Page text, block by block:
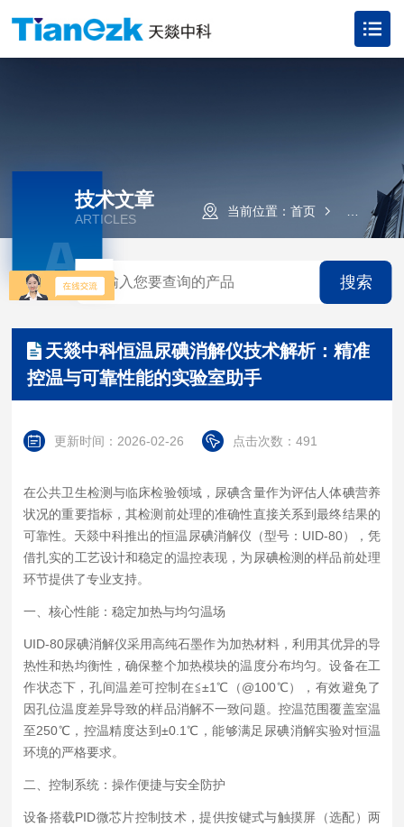
当前位置： 首页 技术文章
A
技术文章
ARTICLES
搜索
天燚中科恒温尿碘消解仪技术解析：精准
控温与可靠性能的实验室助手
更新时间：2026-02-26 点击次数：491
在公共卫生检测与临床检验领域，尿碘含量作为评估人体碘营养
状况的重要指标，其检测前处理的准确性直接关系到最终结果的
可靠性。天燚中科推出的恒温尿碘消解仪（型号：UID-80），凭
借扎实的工艺设计和稳定的温控表现，为尿碘检测的样品前处理
环节提供了专业支持。
一、核心性能：稳定加热与均匀温场
UID-80尿碘消解仪采用高纯石墨作为加热材料，利用其优异的导
热性和热均衡性，确保整个加热模块的温度分布均匀。设备在工
作状态下，孔间温差可控制在≦±1℃（@100℃），有效避免了
因孔位温度差异导致的样品消解不一致问题。控温范围覆盖室温
至250℃，控温精度达到±0.1℃，能够满足尿碘消解实验对恒温
环境的严格要求。
二、控制系统：操作便捷与安全防护
设备搭载PID微芯片控制技术，提供按键式与触摸屏（选配）两